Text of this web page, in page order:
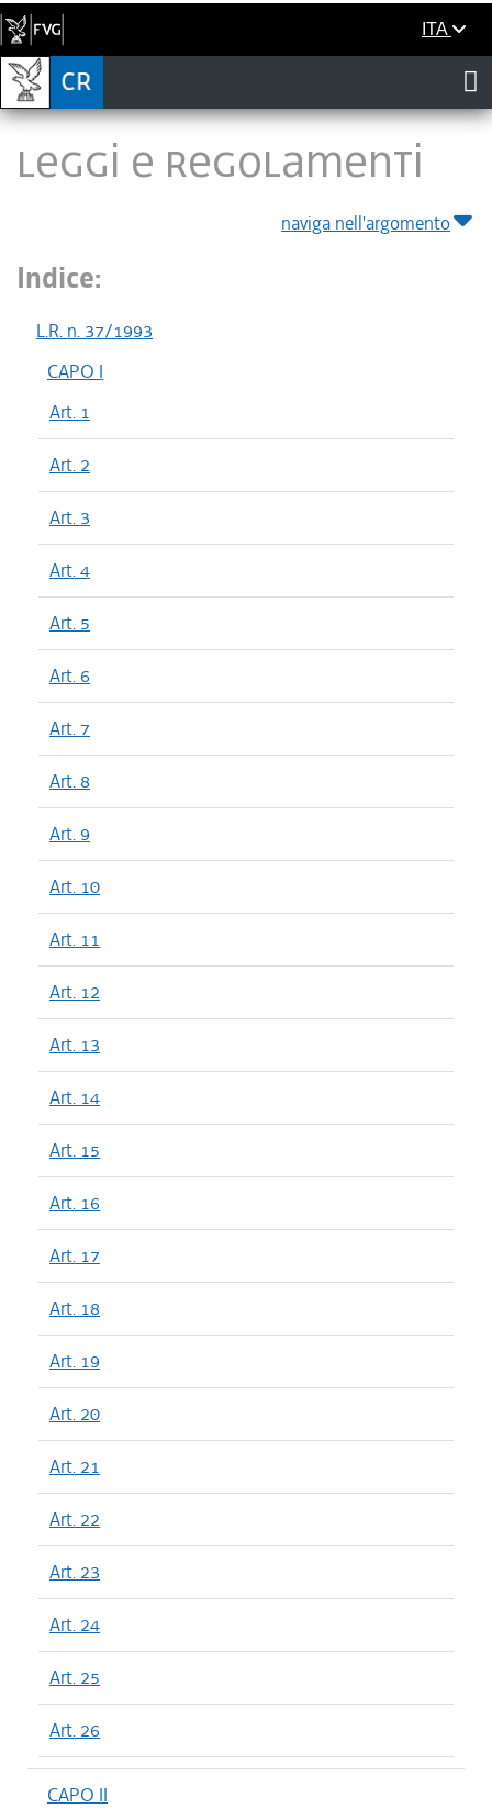
ITA
LEGGI E REGOLAMENTI
naviga nell'argomento
Indice:
L.R. n. 37/1993
CAPO I
Art. 1
Art. 2
Art. 3
Art. 4
Art. 5
Art. 6
Art. 7
Art. 8
Art. 9
Art. 10
Art. 11
Art. 12
Art. 13
Art. 14
Art. 15
Art. 16
Art. 17
Art. 18
Art. 19
Art. 20
Art. 21
Art. 22
Art. 23
Art. 24
Art. 25
Art. 26
CAPO II